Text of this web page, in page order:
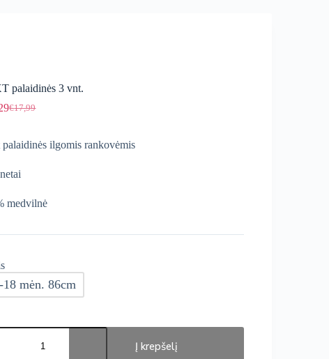
palaidinės 3 vnt.
€17,99
Original
was:
€17,99.
Current
is:
€15,29.
ilgomis rankovėmis
medvilnė
18 mėn. 86cm
Į krepšelį